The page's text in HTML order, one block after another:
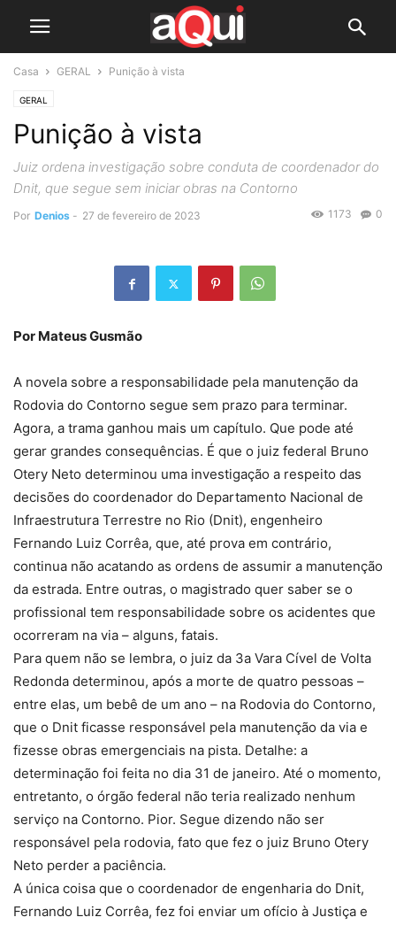
Casa GERAL Punição à vista
GERAL
Punição à vista
Juiz ordena investigação sobre conduta de coordenador do
Dnit, que segue sem iniciar obras na Contorno
Por Denios - 27 de fevereiro de 2023 0
1173
Por Mateus Gusmão
A novela sobre a responsabilidade pela manutenção da
Rodovia do Contorno segue sem prazo para terminar.
Agora, a trama ganhou mais um capítulo. Que pode até
gerar grandes consequências. É que o juiz federal Bruno
Otery Neto determinou uma investigação a respeito das
decisões do coordenador do Departamento Nacional de
Infraestrutura Terrestre no Rio (Dnit), engenheiro
Fernando Luiz Corrêa, que, até prova em contrário,
continua não acatando as ordens de assumir a manutenção
da estrada. Entre outras, o magistrado quer saber se o
profissional tem responsabilidade sobre os acidentes que
ocorreram na via – alguns, fatais.
Para quem não se lembra, o juiz da 3a Vara Cível de Volta
Redonda determinou, após a morte de quatro pessoas –
entre elas, um bebê de um ano – na Rodovia do Contorno,
que o Dnit ficasse responsável pela manutenção da via e
fizesse obras emergenciais na pista. Detalhe: a
determinação foi feita no dia 31 de janeiro. Até o momento,
entretanto, o órgão federal não teria realizado nenhum
serviço na Contorno. Pior. Segue dizendo não ser
responsável pela rodovia, fato que fez o juiz Bruno Otery
Neto perder a paciência.
A única coisa que o coordenador de engenharia do Dnit,
Fernando Luiz Corrêa, fez foi enviar um ofício à Justiça e